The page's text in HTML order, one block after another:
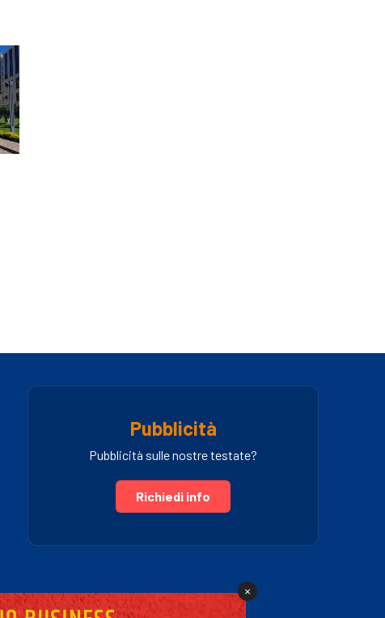
Pubblicità
Pubblicità sulle nostre testate?
Richiedi info
×